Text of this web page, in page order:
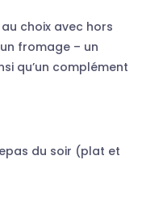
choix avec hors
fromage – un
qu’un complément
du soir (plat et